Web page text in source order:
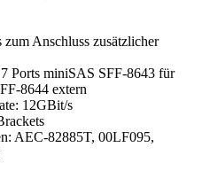
Anschluss zusätzlicher
Ports miniSAS SFF-8643 für
8644 extern
12GBit/s
AEC-82885T, 00LF095,